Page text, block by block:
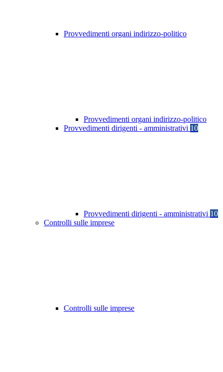
Provvedimenti organi indirizzo-politico
Provvedimenti organi indirizzo-politico
Provvedimenti dirigenti - amministrativi 10
Provvedimenti dirigenti - amministrativi 10
Controlli sulle imprese
Controlli sulle imprese